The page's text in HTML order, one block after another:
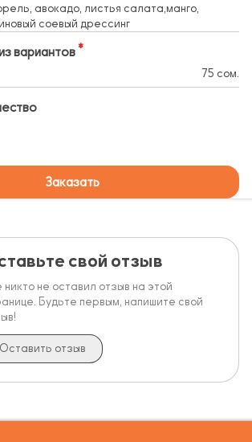
авокадо, листья салата,манго,
соевый дрессинг
вариантов
75 сом.
Заказать
свой отзыв
никто не оставил отзыв на этой
Будьте первым, напишите свой
Оставить отзыв